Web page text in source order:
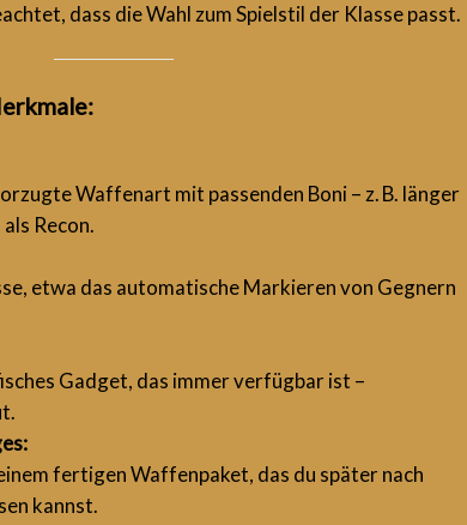
dass die Wahl zum Spielstil der Klasse passt.
Waffenart mit passenden Boni – z. B. länger
Recon.
etwa das automatische Markieren von Gegnern
Gadget, das immer verfügbar ist –
fertigen Waffenpaket, das du später nach
kannst.